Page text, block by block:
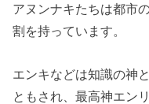
アヌンナキたちは都市
割を持っています。
エンキなどは知識の神
ともされ、最高神エン